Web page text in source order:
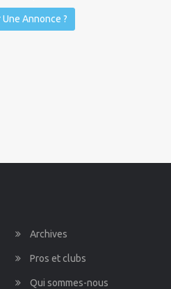
Annonce ?
Archives
Pros et clubs
Qui sommes-nous